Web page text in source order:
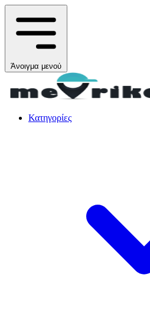
Άνοιγμα μενού
Κατηγορίες